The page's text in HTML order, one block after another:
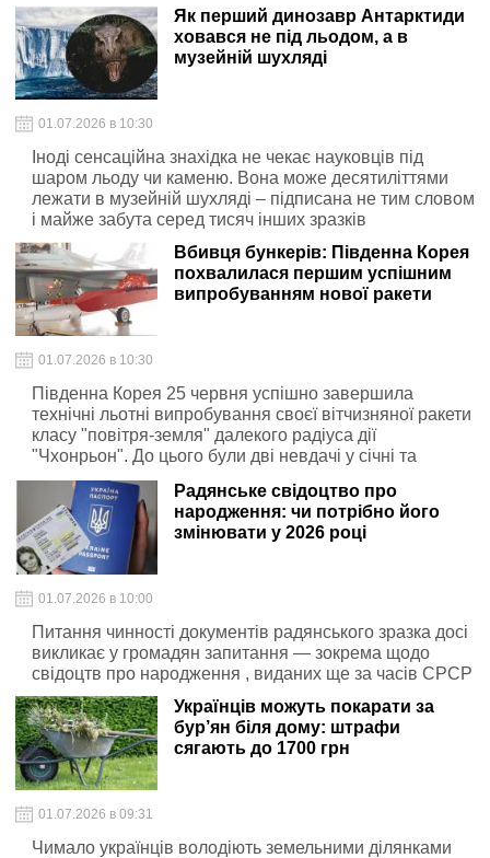
Як перший динозавр Антарктиди
ховався не під льодом, а в
музейній шухляді
01.07.2026 в 10:30
Іноді сенсаційна знахідка не чекає науковців під
шаром льоду чи каменю. Вона може десятиліттями
лежати в музейній шухляді – підписана не тим словом
і майже забута серед тисяч інших зразків
Вбивця бункерів: Південна Корея
похвалилася першим успішним
випробуванням нової ракети
01.07.2026 в 10:30
Південна Корея 25 червня успішно завершила
технічні льотні випробування своєї вітчизняної ракети
класу "повітря-земля" далекого радіуса дії
"Чхонрьон". До цього були дві невдачі у січні та
березні.
Радянське свідоцтво про
народження: чи потрібно його
змінювати у 2026 році
01.07.2026 в 10:00
Питання чинності документів радянського зразка досі
викликає у громадян запитання — зокрема щодо
свідоцтв про народження , виданих ще за часів СРСР
Українців можуть покарати за
бур’ян біля дому: штрафи
сягають до 1700 грн
01.07.2026 в 09:31
Чимало українців володіють земельними ділянками